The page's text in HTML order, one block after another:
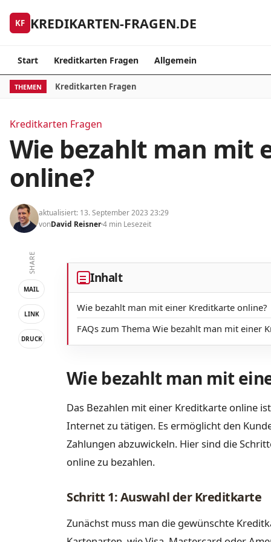
KF KREDIKARTEN-FRAGEN.DE
Start Kreditkarten Fragen Allgemein
THEMEN Kreditkarten Fragen
Kreditkarten Fragen
Wie bezahlt man mit
online?
aktualisiert: 13. September 2023 23:29
vonDavid Reisner4 min Lesezeit
SHARE
MAIL
LINK
DRUCK
Inhalt
Wie bezahlt man mit einer Kreditkarte online?
FAQs zum Thema Wie bezahlt man mit einer
Wie bezahlt man mit
Das Bezahlen mit einer Kreditkarte online
Internet zu tätigen. Es ermöglicht den
Zahlungen abzuwickeln. Hier sind die
online zu bezahlen.
Schritt 1: Auswahl der Kreditkarte
Zunächst muss man die gewünschte